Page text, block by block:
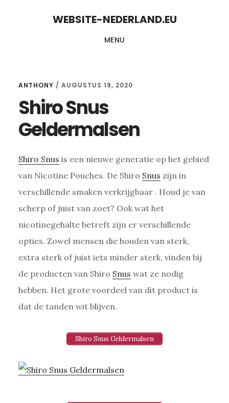
WEBSITE-NEDERLAND.EU
MENU
ANTHONY / AUGUSTUS 19, 2020
Shiro Snus
Geldermalsen
Shiro Snus is een nieuwe generatie op het gebied
van Nicotine Pouches. De Shiro Snus zijn in
verschillende smaken verkrijgbaar . Houd je van
scherp of juist van zoet? Ook wat het
nicotinegehalte betreft zijn er verschillende
opties. Zowel mensen die houden van sterk,
extra sterk of juist iets minder sterk, vinden bij
de producten van Shiro Snus wat ze nodig
hebben. Het grote voordeel van dit product is
dat de tanden wit blijven.
Shiro Snus Geldermalsen